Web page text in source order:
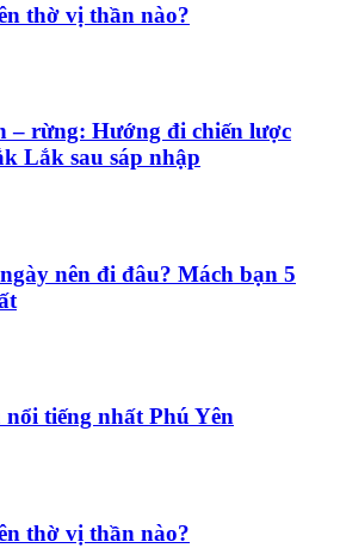
thờ vị thần nào?
– rừng: Hướng đi chiến lược
Lắk sau sáp nhập
nên đi đâu? Mách bạn 5
nổi tiếng nhất Phú Yên
thờ vị thần nào?